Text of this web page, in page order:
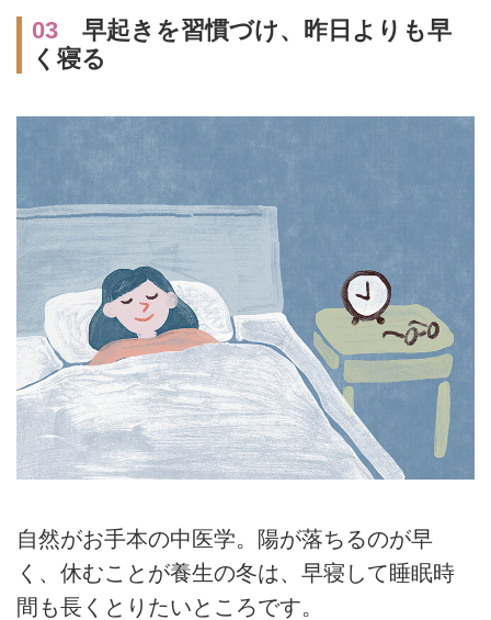
03早起きを習慣づけ、昨日よりも早
く寝る
自然がお手本の中医学。陽が落ちるのが早
く、休むことが養生の冬は、早寝して睡眠時
間も長くとりたいところです。